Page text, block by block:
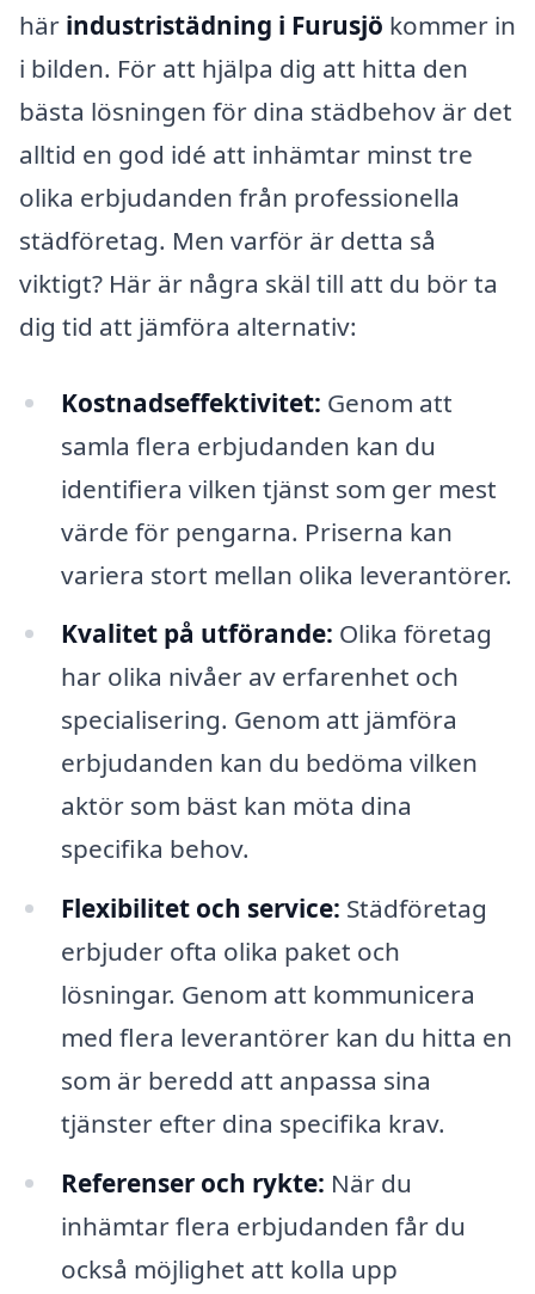
här industristädning i Furusjö kommer in
i bilden. För att hjälpa dig att hitta den
bästa lösningen för dina städbehov är det
alltid en god idé att inhämtar minst tre
olika erbjudanden från professionella
städföretag. Men varför är detta så
viktigt? Här är några skäl till att du bör ta
dig tid att jämföra alternativ:
Kostnadseffektivitet: Genom att
samla flera erbjudanden kan du
identifiera vilken tjänst som ger mest
värde för pengarna. Priserna kan
variera stort mellan olika leverantörer.
Kvalitet på utförande: Olika företag
har olika nivåer av erfarenhet och
specialisering. Genom att jämföra
erbjudanden kan du bedöma vilken
aktör som bäst kan möta dina
specifika behov.
Flexibilitet och service: Städföretag
erbjuder ofta olika paket och
lösningar. Genom att kommunicera
med flera leverantörer kan du hitta en
som är beredd att anpassa sina
tjänster efter dina specifika krav.
Referenser och rykte: När du
inhämtar flera erbjudanden får du
också möjlighet att kolla upp